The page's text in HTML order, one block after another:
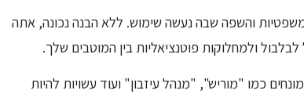
והשפה שבה נעשה שימוש. ללא הבנה נכונה, אתה
ולמחלוקות פוטנציאליות בין המוטבים שלך.
כמו "מוריש", "מנהל עיזבון" ועוד עשויות להיות